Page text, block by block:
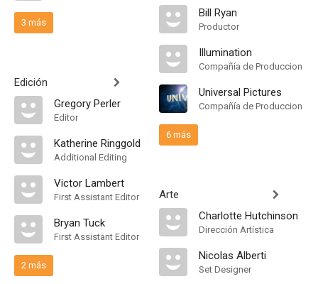
3 más
Edición
Gregory Perler
Editor
Katherine Ringgold
Additional Editing
Victor Lambert
First Assistant Editor
Bryan Tuck
First Assistant Editor
2 más
Bill Ryan
Productor
Illumination
Compañía de Produccion
Universal Pictures
Compañía de Produccion
6 más
Arte
Charlotte Hutchinson
Dirección Artística
Nicolas Alberti
Set Designer